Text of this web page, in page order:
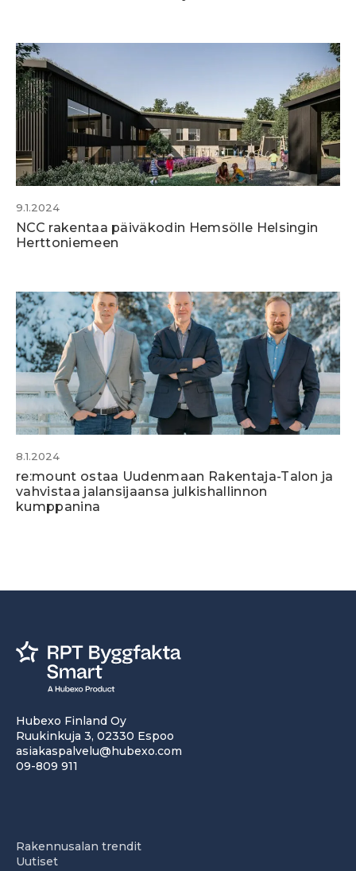
9.1.2024
NCC rakentaa päiväkodin Hemsölle Helsingin
Herttoniemeen
8.1.2024
re:mount ostaa Uudenmaan Rakentaja-Talon ja
vahvistaa jalansijaansa julkishallinnon
kumppanina
Hubexo Finland Oy
Ruukinkuja 3, 02330 Espoo
asiakaspalvelu@hubexo.com
09-809 911
Rakennusalan trendit
Uutiset